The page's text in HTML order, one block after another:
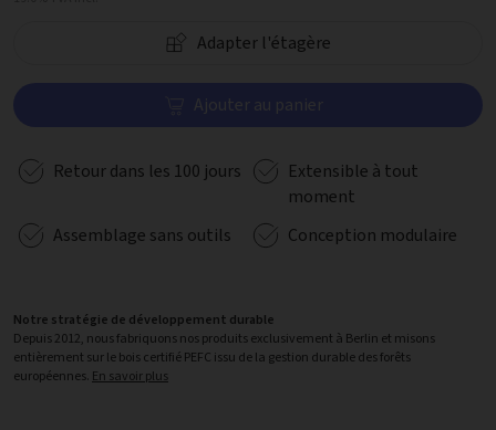
Adapter l'étagère
Ajouter au panier
Retour dans les 100 jours
Extensible à tout
moment
Assemblage sans outils
Conception modulaire
Notre stratégie de développement durable
Depuis 2012, nous fabriquons nos produits exclusivement à Berlin et misons
entièrement sur le bois certifié PEFC issu de la gestion durable des forêts
européennes. En savoir plus